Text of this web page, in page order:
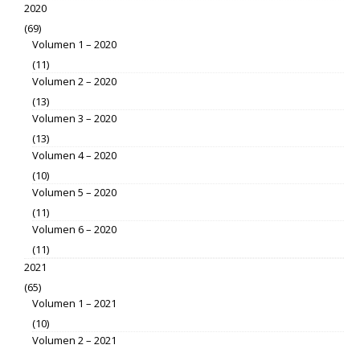
2020
(69)
Volumen 1 – 2020
(11)
Volumen 2 – 2020
(13)
Volumen 3 – 2020
(13)
Volumen 4 – 2020
(10)
Volumen 5 – 2020
(11)
Volumen 6 – 2020
(11)
2021
(65)
Volumen 1 – 2021
(10)
Volumen 2 – 2021